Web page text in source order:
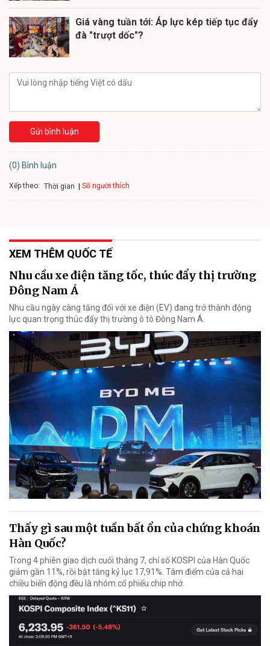
Giá vàng tuần tới: Áp lực kép tiếp tục đẩy
đà "trượt dốc"?
Gửi bình luận
(0) Bình luận
Xếp theo: Thời gian Số người thích
XEM THÊM QUỐC TẾ
Nhu cầu xe điện tăng tốc, thúc đẩy thị trường
Đông Nam Á
Nhu cầu ngày càng tăng đối với xe điện (EV) đang trở thành động
lực quan trọng thúc đẩy thị trường ô tô Đông Nam Á.
Thấy gì sau một tuần bất ổn của chứng khoán
Hàn Quốc?
Trong 4 phiên giao dịch cuối tháng 7, chỉ số KOSPI của Hàn Quốc
giảm gần 11%, rồi bật tăng kỷ lục 17,91%. Tâm điểm của cả hai
chiều biến động đều là nhóm cổ phiếu chip nhớ.